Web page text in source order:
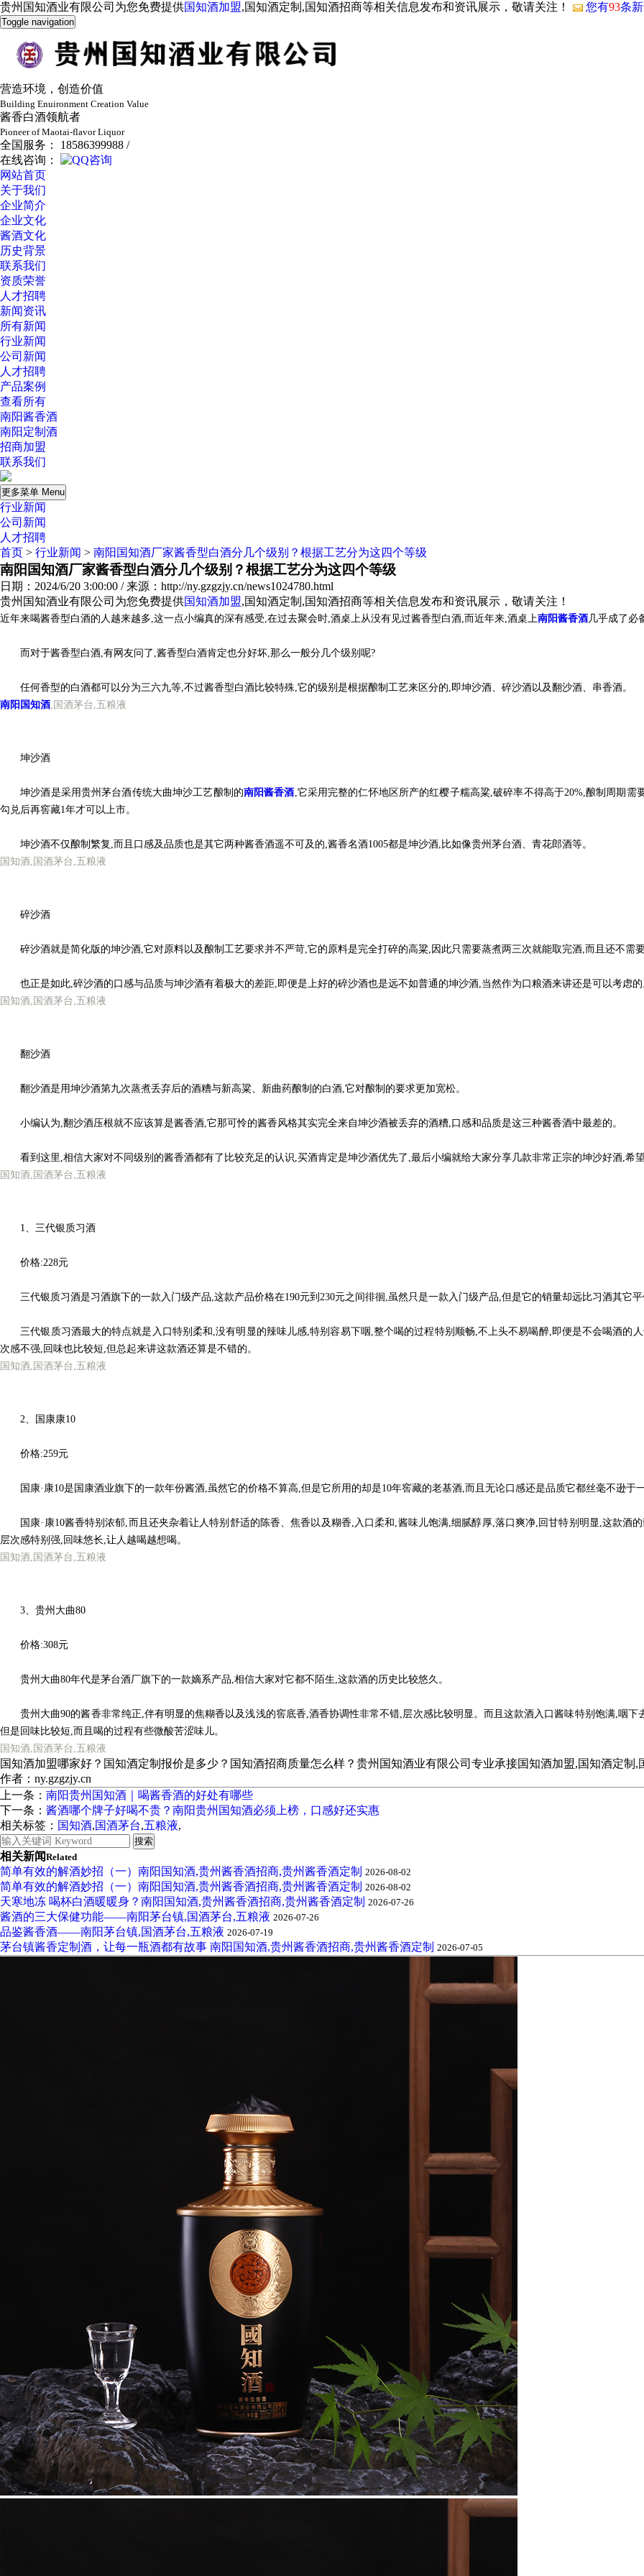
贵州国知酒业有限公司为您免费提供国知酒加盟,国知酒定制,国知酒招商等相关信息发布和资讯展示，敬请关注！ 您有93条
Toggle navigation
营造环境，创造价值
Building Enuironment Creation Value
酱香白酒领航者
Pioneer of Maotai-flavor Liquor
全国服务： 18586399988 /
在线咨询：
网站首页
关于我们
企业简介
企业文化
酱酒文化
历史背景
联系我们
资质荣誉
人才招聘
新闻资讯
所有新闻
行业新闻
公司新闻
人才招聘
产品案例
查看所有
南阳酱香酒
南阳定制酒
招商加盟
联系我们
更多菜单 Menu
行业新闻
公司新闻
人才招聘
首页 > 行业新闻 > 南阳国知酒厂家酱香型白酒分几个级别？根据工艺分为这四个等级
南阳国知酒厂家酱香型白酒分几个级别？根据工艺分为这四个等级
日期：2024/6/20 3:00:00 / 来源：http://ny.gzgzjy.cn/news1024780.html
贵州国知酒业有限公司为您免费提供国知酒加盟,国知酒定制,国知酒招商等相关信息发布和资讯展示，敬请关注！
近年来喝酱香型白酒的人越来越多,这一点小编真的深有感受,在过去聚会时,酒桌上从没有见过酱香型白酒,而近年来,酒桌上南阳酱香酒几乎成了必
而对于酱香型白酒,有网友问了,酱香型白酒肯定也分好坏,那么一般分几个级别呢?
任何香型的白酒都可以分为三六九等,不过酱香型白酒比较特殊,它的级别是根据酿制工艺来区分的,即坤沙酒、碎沙酒以及翻沙酒、串香酒。
南阳国知酒,国酒茅台,五粮液
坤沙酒
坤沙酒是采用贵州茅台酒传统大曲坤沙工艺酿制的南阳酱香酒,它采用完整的仁怀地区所产的红樱子糯高粱,破碎率不得高于20%,酿制周期
勾兑后再窖藏1年才可以上市。
坤沙酒不仅酿制繁复,而且口感及品质也是其它两种酱香酒遥不可及的,酱香名酒1005都是坤沙酒,比如像贵州茅台酒、青花郎酒等。
国知酒,国酒茅台,五粮液
碎沙酒
碎沙酒就是简化版的坤沙酒,它对原料以及酿制工艺要求并不严苛,它的原料是完全打碎的高粱,因此只需要蒸煮两三次就能取完酒,而且还不需要
也正是如此,碎沙酒的口感与品质与坤沙酒有着极大的差距,即便是上好的碎沙酒也是远不如普通的坤沙酒,当然作为口粮酒来讲还是可以考虑的
国知酒,国酒茅台,五粮液
翻沙酒
翻沙酒是用坤沙酒第九次蒸煮丢弃后的酒糟与新高粱、新曲药酿制的白酒,它对酿制的要求更加宽松。
小编认为,翻沙酒压根就不应该算是酱香酒,它那可怜的酱香风格其实完全来自坤沙酒被丢弃的酒糟,口感和品质是这三种酱香酒中最差的。
看到这里,相信大家对不同级别的酱香酒都有了比较充足的认识,买酒肯定是坤沙酒优先了,最后小编就给大家分享几款非常正宗的坤沙好酒,希望
国知酒,国酒茅台,五粮液
1、三代银质习酒
价格:228元
三代银质习酒是习酒旗下的一款入门级产品,这款产品价格在190元到230元之间徘徊,虽然只是一款入门级产品,但是它的销量却远比习酒其它平
三代银质习酒最大的特点就是入口特别柔和,没有明显的辣味儿感,特别容易下咽,整个喝的过程特别顺畅,不上头不易喝醉,即便是不会喝酒的
次感不强,回味也比较短,但总起来讲这款酒还算是不错的。
国知酒,国酒茅台,五粮液
2、国康康10
价格:259元
国康·康10是国康酒业旗下的一款年份酱酒,虽然它的价格不算高,但是它所用的却是10年窖藏的老基酒,而且无论口感还是品质它都丝毫不逊于一
国康·康10酱香特别浓郁,而且还夹杂着让人特别舒适的陈香、焦香以及糊香,入口柔和,酱味儿饱满,细腻醇厚,落口爽净,回甘特别明显,这款酒
层次感特别强,回味悠长,让人越喝越想喝。
国知酒,国酒茅台,五粮液
3、贵州大曲80
价格:308元
贵州大曲80年代是茅台酒厂旗下的一款嫡系产品,相信大家对它都不陌生,这款酒的历史比较悠久。
贵州大曲90的酱香非常纯正,伴有明显的焦糊香以及浅浅的窖底香,酒香协调性非常不错,层次感比较明显。而且这款酒入口酱味特别饱满,咽下
但是回味比较短,而且喝的过程有些微酸苦涩味儿。
国知酒,国酒茅台,五粮液
国知酒加盟哪家好？国知酒定制报价是多少？国知酒招商质量怎么样？贵州国知酒业有限公司专业承接国知酒加盟,国知酒定制,
作者：ny.gzgzjy.cn
上一条： 南阳贵州国知酒｜喝酱香酒的好处有哪些
下一条： 酱酒哪个牌子好喝不贵？南阳贵州国知酒必须上榜，口感好还实惠
相关标签： 国知酒,国酒茅台,五粮液,
相关新闻Related
简单有效的解酒妙招（一）南阳国知酒,贵州酱香酒招商,贵州酱香酒定制 2026-08-02
简单有效的解酒妙招（一）南阳国知酒,贵州酱香酒招商,贵州酱香酒定制 2026-08-02
天寒地冻 喝杯白酒暖暖身？南阳国知酒,贵州酱香酒招商,贵州酱香酒定制 2026-07-26
酱酒的三大保健功能——南阳茅台镇,国酒茅台,五粮液 2026-07-26
品鉴酱香酒——南阳茅台镇,国酒茅台,五粮液 2026-07-19
茅台镇酱香定制酒，让每一瓶酒都有故事 南阳国知酒,贵州酱香酒招商,贵州酱香酒定制 2026-07-05